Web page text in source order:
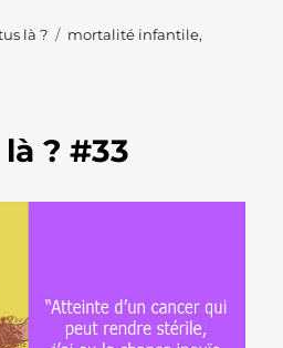
là ? Étiquettes
mortalité infantile,
? #33